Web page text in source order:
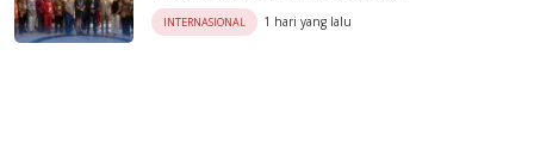
INTERNASIONAL 1 hari yang lalu